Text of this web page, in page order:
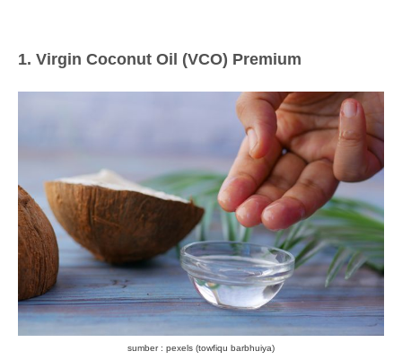
1. Virgin Coconut Oil (VCO) Premium
sumber : pexels (towfiqu barbhuiya)